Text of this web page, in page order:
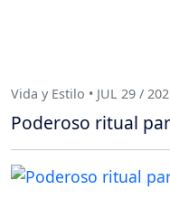
Vida y Estilo • JUL 29 /
Poderoso ritual